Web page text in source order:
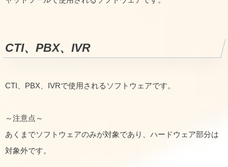
CTI、PBX、IVR
CTI、PBX、IVRで使用されるソフトウェアです。
～注意点～
あくまでソフトウェアのみが対象であり、ハードウェア部分は
対象外です。